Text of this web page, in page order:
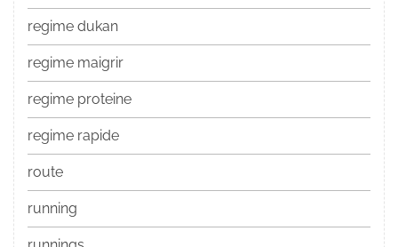
regime dukan
regime maigrir
regime proteine
regime rapide
route
running